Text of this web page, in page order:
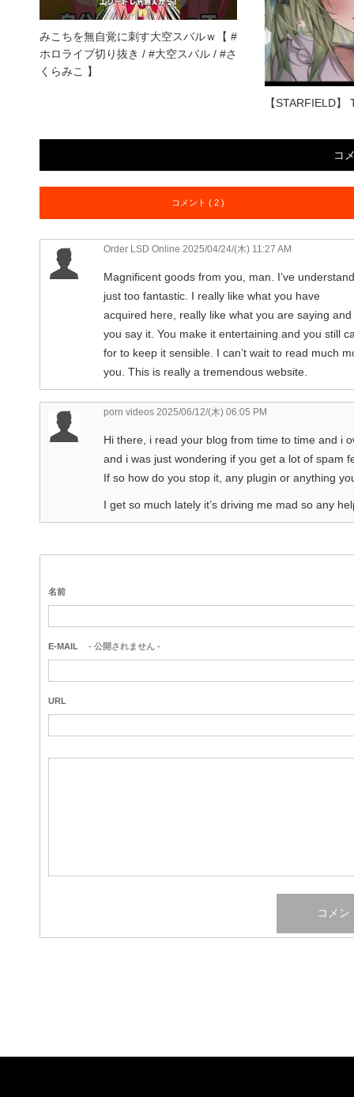
みこちを無自覚に刺す大空スバルｗ【 #
ホロライブ切り抜き / #大空スバル / #さ
くらみこ 】
【STARFIELD
コ
コメント ( 2 )
Order LSD Online 2025/04/24/(木) 11:27 AM
Magnificent goods from you, man. I’ve
just too fantastic. I really like what you have
acquired here, really like what you are saying
you say it. You make it entertaining and you still
for to keep it sensible. I can’t wait to read much
you. This is really a tremendous website.
porn videos 2025/06/12/(木) 06:05 PM
Hi there, i read your blog from time to time and i
and i was just wondering if you get a lot of spam
If so how do you stop it, any plugin or anything
I get so much lately it’s driving me mad so any
名前
E-MAIL - 公開されません -
URL